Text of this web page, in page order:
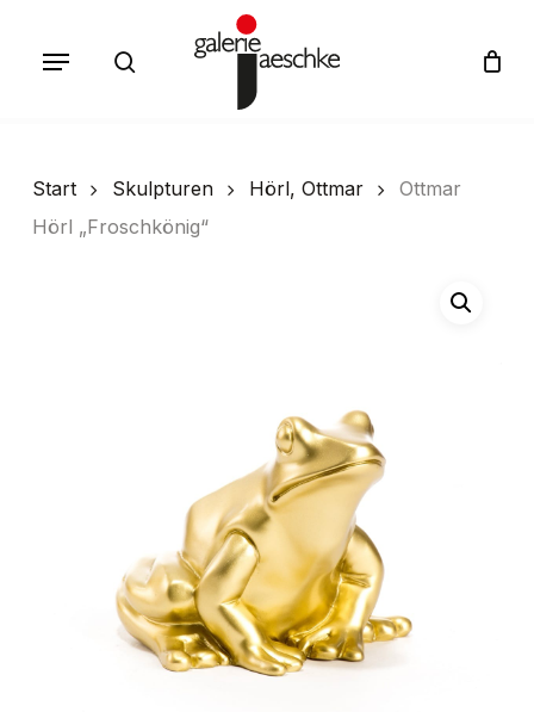
search
Menu Cart Close
Start Skulpturen Hörl, Ottmar
Ottmar
Hörl „Froschkönig“